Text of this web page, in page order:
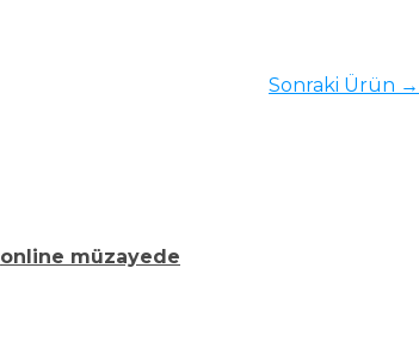
Sonraki Ürün →
online müzayede